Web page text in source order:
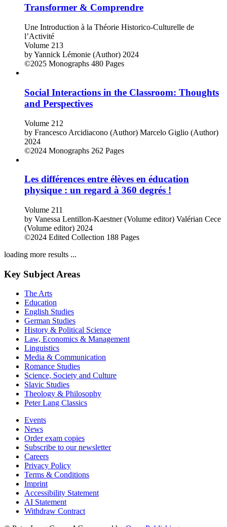
Transformer & Comprendre
Une Introduction à la Théorie Historico-Culturelle de
l’Activité
Volume 213
byYannick Lémonie (Author) 2024
©2025 Monographs 480 Pages
Social Interactions in the Classroom: Thoughts
and Perspectives
Volume 212
by Francesco Arcidiacono (Author) Marcelo Giglio (Author)
2024
©2024 Monographs 262 Pages
Les différences entre élèves en éducation
physique : un regard à 360 degrés !
Volume 211
by Vanessa Lentillon-Kaestner (Volume editor) Valérian Cece
(Volume editor) 2024
©2024 Edited Collection 188 Pages
loading more results ...
Key Subject Areas
The Arts
Education
English Studies
German Studies
History & Political Science
Law, Economics & Management
Linguistics
Media & Communication
Romance Studies
Science, Society and Culture
Slavic Studies
Theology & Philosophy
Peter Lang Classics
Events
News
Order exam copies
Subscribe to our newsletter
Careers
Privacy Policy
Terms & Conditions
Imprint
Accessibility Statement
AI Statement
Withdraw Contract